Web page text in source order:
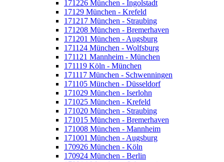
171226 München - Ingolstadt
17129 München - Krefeld
171217 München - Straubing
171208 München - Bremerhaven
171201 München - Augsburg
171124 München - Wolfsburg
171121 Mannheim - München
171119 Köln - München
171117 München - Schwenningen
171105 München - Düsseldorf
171029 München - Iserlohn
171025 München - Krefeld
171020 München - Straubing
171015 München - Bremerhaven
171008 München - Mannheim
171001 München - Augsburg
170926 München - Köln
170924 München - Berlin